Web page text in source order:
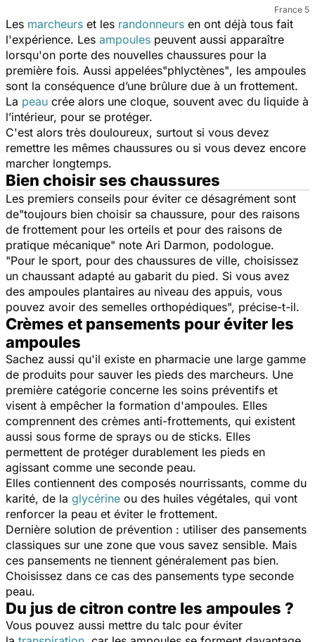
France 5
Les marcheurs et les randonneurs en ont déjà tous fait
l'expérience. Les ampoules peuvent aussi apparaître
lorsqu'on porte des nouvelles chaussures pour la
première fois. Aussi appelées"phlyctènes", les ampoules
sont la conséquence d’une brûlure due à un frottement.
La peau crée alors une cloque, souvent avec du liquide à
l’intérieur, pour se protéger.
C'est alors très douloureux, surtout si vous devez
remettre les mêmes chaussures ou si vous devez encore
marcher longtemps.
Bien choisir ses chaussures
Les premiers conseils pour éviter ce désagrément sont
de"toujours bien choisir sa chaussure, pour des raisons
de frottement pour les orteils et pour des raisons de
pratique mécanique" note Ari Darmon, podologue.
"Pour le sport, pour des chaussures de ville, choisissez
un chaussant adapté au gabarit du pied. Si vous avez
des ampoules plantaires au niveau des appuis, vous
pouvez avoir des semelles orthopédiques", précise-t-il.
Crèmes et pansements pour éviter les
ampoules
Sachez aussi qu'il existe en pharmacie une large gamme
de produits pour sauver les pieds des marcheurs. Une
première catégorie concerne les soins préventifs et
visent à empêcher la formation d'ampoules. Elles
comprennent des crèmes anti-frottements, qui existent
aussi sous forme de sprays ou de sticks. Elles
permettent de protéger durablement les pieds en
agissant comme une seconde peau.
Elles contiennent des composés nourrissants, comme du
karité, de la glycérine ou des huiles végétales, qui vont
renforcer la peau et éviter le frottement.
Dernière solution de prévention : utiliser des pansements
classiques sur une zone que vous savez sensible. Mais
ces pansements ne tiennent généralement pas bien.
Choisissez dans ce cas des pansements type seconde
peau.
Du jus de citron contre les ampoules ?
Vous pouvez aussi mettre du talc pour éviter